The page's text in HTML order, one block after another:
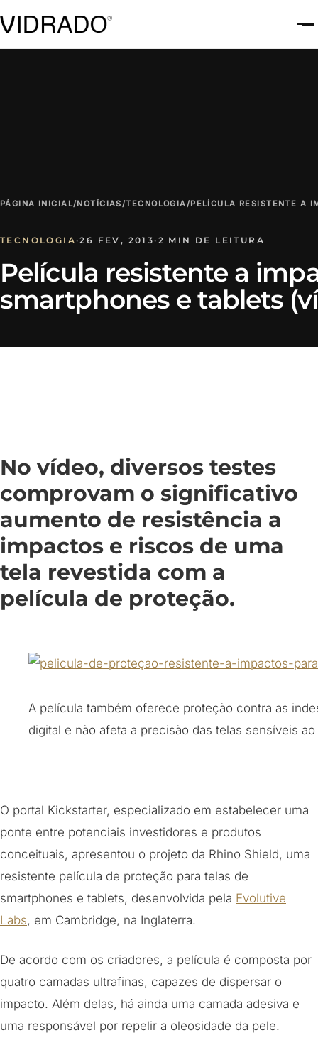
PÁGINA INICIAL/NOTÍCIAS/TECNOLOGIA/PELÍCULA RESISTENTE A
TECNOLOGIA ·26 FEV, 2013 · 2 MIN DE LEITURA
Película resistente a
smartphones e tablets
No vídeo, diversos testes
comprovam o significativo
aumento de resistência a
impactos e riscos de uma
tela revestida com a
película de proteção.
A película também oferece proteção contra as
digital e não afeta a precisão das telas sensíveis
O portal Kickstarter, especializado em estabelecer uma
ponte entre potenciais investidores e produtos
conceituais, apresentou o projeto da Rhino Shield, uma
resistente película de proteção para telas de
smartphones e tablets, desenvolvida pela Evolutive
Labs, em Cambridge, na Inglaterra.
De acordo com os criadores, a película é composta por
quatro camadas ultrafinas, capazes de dispersar o
impacto. Além delas, há ainda uma camada adesiva e
uma responsável por repelir a oleosidade da pele.